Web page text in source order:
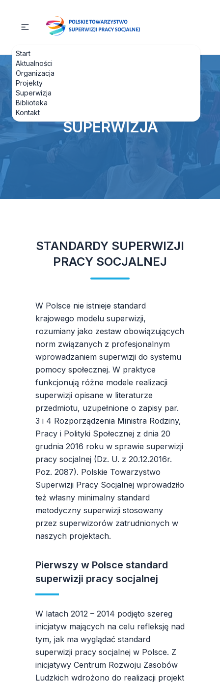
Start
Aktualności
Organizacja
Projekty
Superwizja
Biblioteka
Kontakt
SUPERWIZJA
STANDARDY SUPERWIZJI
PRACY SOCJALNEJ
W Polsce nie istnieje standard
krajowego modelu superwizji,
rozumiany jako zestaw obowiązujących
norm związanych z profesjonalnym
wprowadzaniem superwizji do systemu
pomocy społecznej. W praktyce
funkcjonują różne modele realizacji
superwizji opisane w literaturze
przedmiotu, uzupełnione o zapisy par.
3 i 4 Rozporządzenia Ministra Rodziny,
Pracy i Polityki Społecznej z dnia 20
grudnia 2016 roku w sprawie superwizji
pracy socjalnej (Dz. U. z 20.12.2016r.
Poz. 2087). Polskie Towarzystwo
Superwizji Pracy Socjalnej wprowadziło
też własny minimalny standard
metodyczny superwizji stosowany
przez superwizorów zatrudnionych w
naszych projektach.
Pierwszy w Polsce standard
superwizji pracy socjalnej
W latach 2012 – 2014 podjęto szereg
inicjatyw mających na celu refleksję nad
tym, jak ma wyglądać standard
superwizji pracy socjalnej w Polsce. Z
inicjatywy Centrum Rozwoju Zasobów
Ludzkich wdrożono do realizacji projekt